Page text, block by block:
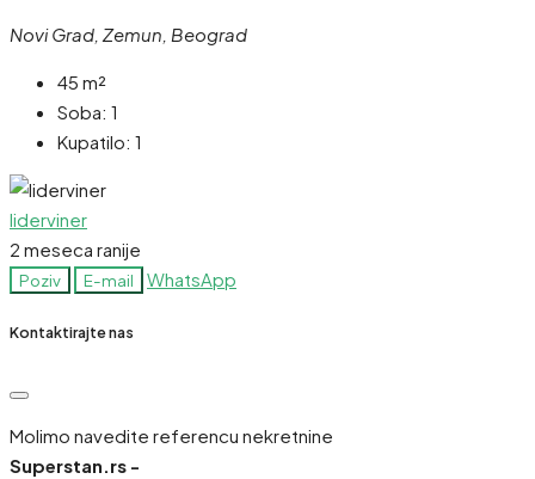
Novi Grad, Zemun, Beograd
45 m²
Soba: 1
Kupatilo: 1
liderviner
2 meseca ranije
Poziv E-mail WhatsApp
Kontaktirajte nas
Molimo navedite referencu nekretnine
Superstan.rs -